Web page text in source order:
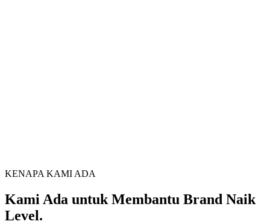
KENAPA KAMI ADA
Kami Ada untuk Membantu Brand Naik
Level.